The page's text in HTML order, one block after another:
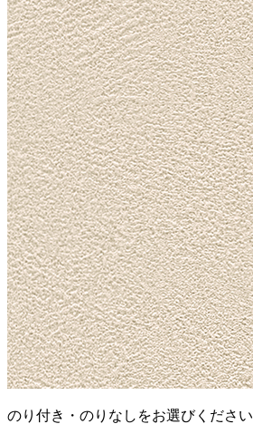
のり付き・のりなしをお選びください